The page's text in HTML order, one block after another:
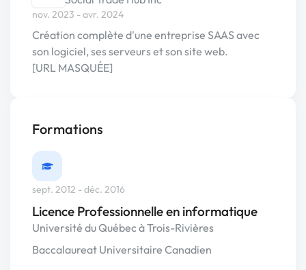
nov. 2023 - avr. 2024
Création complète d'une entreprise SAAS avec
son logiciel, ses serveurs et son site web.
[URL MASQUÉE]
Formations
sept. 2012 - déc. 2016
Licence Professionnelle en informatique
Université du Québec à Trois-Rivières
Baccalaureat Universitaire Canadien